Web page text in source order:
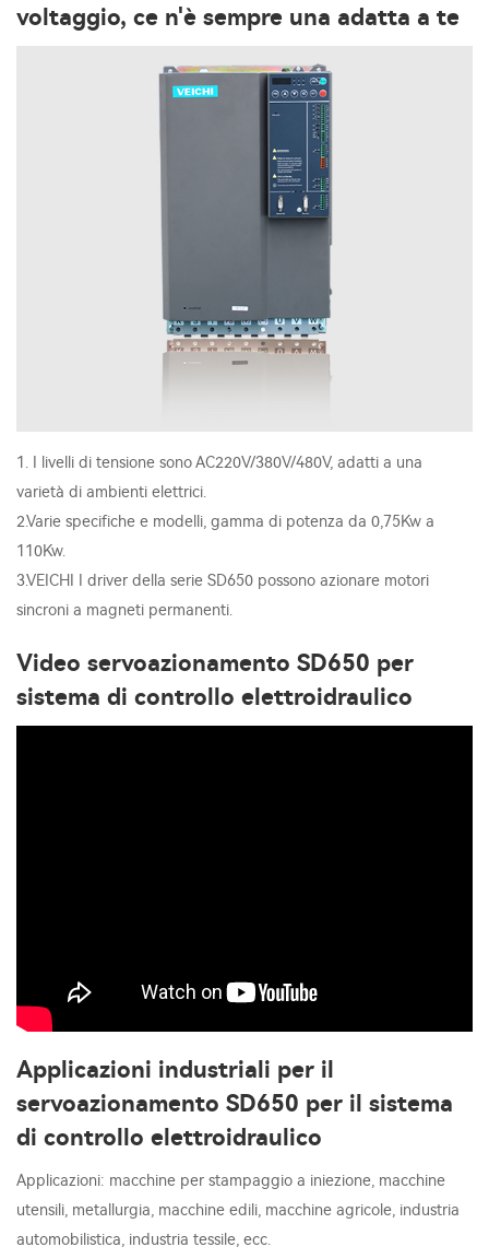
voltaggio, ce n'è sempre una adatta a te
1. I livelli di tensione sono AC220V/380V/480V, adatti a una
varietà di ambienti elettrici.
2.Varie specifiche e modelli, gamma di potenza da 0,75Kw a
110Kw.
3.VEICHI I driver della serie SD650 possono azionare motori
sincroni a magneti permanenti.
Video servoazionamento SD650 per
sistema di controllo elettroidraulico
Applicazioni industriali per il
servoazionamento SD650 per il sistema
di controllo elettroidraulico
Applicazioni: macchine per stampaggio a iniezione, macchine
utensili, metallurgia, macchine edili, macchine agricole, industria
automobilistica, industria tessile, ecc.